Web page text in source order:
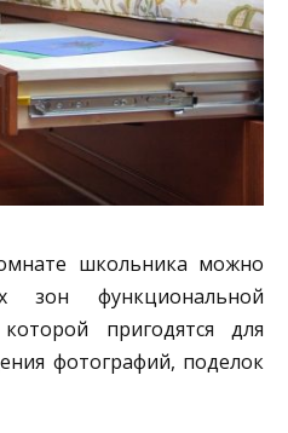
школьника можно
зон функциональной
пригодятся для
фотографий, поделок